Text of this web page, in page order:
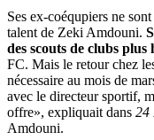
Ses ex-coéqupiers ne
talent de Zeki Amdouni.
des scouts de clubs plus
FC. Mais le retour chez
nécessaire au mois de
avec le directeur sportif,
offre», expliquait dans 24
Amdouni.